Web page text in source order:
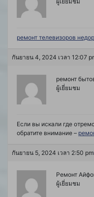
ремонт телевизоров
กันยายน 4, 2024 เวลา 12:07
ремонт
ผู้เยี่ยมชม
Если вы искали где
обратите внимание –
กันยายน 5, 2024 เวลา 2:50 pm
Ремонт
ผู้เยี่ยมชม